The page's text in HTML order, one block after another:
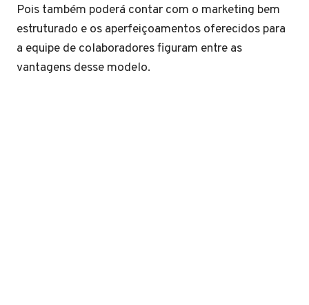
Pois também poderá contar com o marketing bem
estruturado e os aperfeiçoamentos oferecidos para
a equipe de colaboradores figuram entre as
vantagens desse modelo.